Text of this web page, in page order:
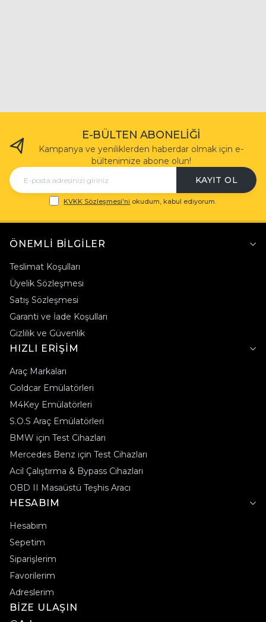
E-BÜLTEN ABONELIĞI
Kampanya ve yeniliklerden haberdar olmak için e-
bültenimize abone olun!
KAYIT OL
KVKK Sözleşmesi'ni okudum, kabul ediyorum.
ÖNEMLI BILGILER
Teslimat Koşulları
Üyelik Sözleşmesi
Satış Sözleşmesi
Garanti ve İade Koşulları
Gizlilik ve Güvenlik
HIZLI ERIŞIM
Araç Markaları
Goldcar Emülatörleri
M4Key Emülatörleri
S.O.S Araç Emülatörleri
BMW için Test Cihazları
Mercedes Benz için Test Cihazları
Acil Çalıştırma & Bypass Cihazları
OBD II Masaüstü Teşhis Aracı
HESABIM
Hesabım
Sepetim
Siparişlerim
Favorilerim
Adreslerim
BİZE ULAŞIN